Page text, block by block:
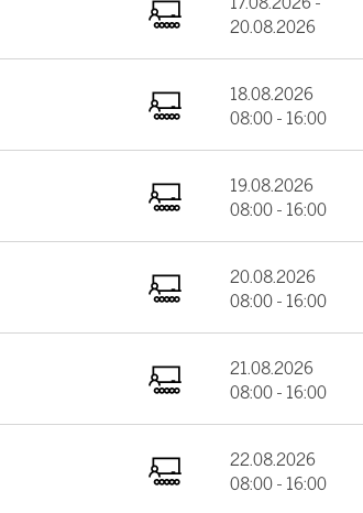
20.08.2026
18.08.2026
08:00 - 16:00
19.08.2026
08:00 - 16:00
20.08.2026
08:00 - 16:00
21.08.2026
08:00 - 16:00
22.08.2026
08:00 - 16:00